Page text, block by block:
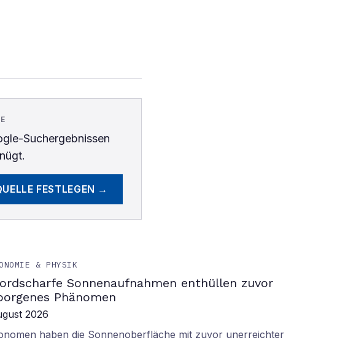
Suchergebnissen
FESTLEGEN →
& PHYSIK
Sonnenaufnahmen enthüllen zuvor
Phänomen
2026
haben die Sonnenoberfläche mit zuvor unerreichter